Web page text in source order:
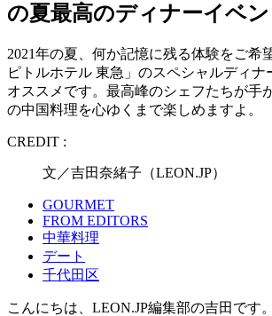
の夏最高のディナーイベ
2021年の夏、何か記憶に残る体験をご希
ピトルホテル 東急」のスペシャルディナ
オススメです。最高峰のシェフたちが手
の中国料理を心ゆくまで楽しめますよ。
CREDIT :
文／吉田奈緒子（LEON.JP）
GOURMET
FROM EDITORS
中華料理
デート
千代田区
こんにちは、LEON.JP編集部の吉田です。